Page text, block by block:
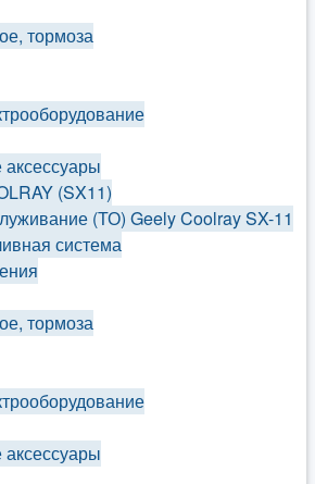
тормоза
(SX11)
(ТО) Geely Coolray SX-11
система
тормоза